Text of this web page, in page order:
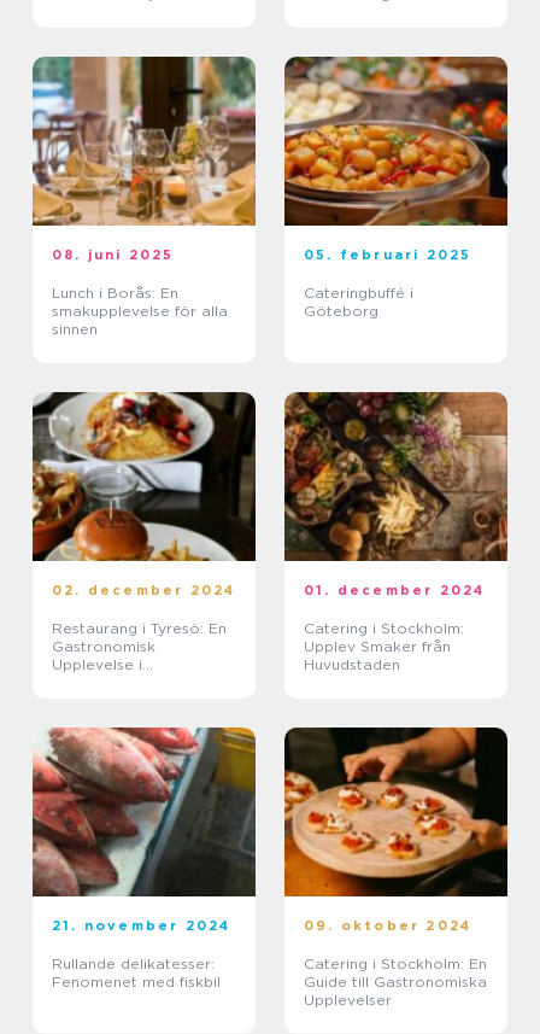
08. juni 2025
Lunch i Borås: En
smakupplevelse för alla
sinnen
05. februari 2025
Cateringbuffé i
Göteborg
02. december 2024
Restaurang i Tyresö: En
Gastronomisk
Upplevelse i
01. december 2024
Catering i Stockholm:
Upplev Smaker från
Huvudstaden
21. november 2024
Rullande delikatesser:
Fenomenet med fiskbil
09. oktober 2024
Catering i Stockholm: En
Guide till Gastronomiska
Upplevelser